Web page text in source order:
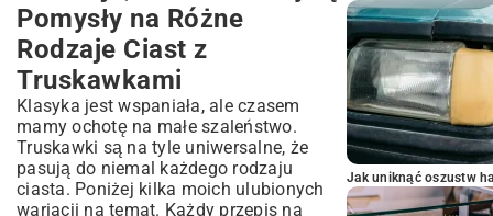
Pomysły na Różne
Rodzaje Ciast z
Truskawkami
Klasyka jest wspaniała, ale czasem
mamy ochotę na małe szaleństwo.
Truskawki są na tyle uniwersalne, że
pasują do niemal każdego rodzaju
ciasta. Poniżej kilka moich ulubionych
wariacji na temat. Każdy przepis na
Jak uniknąć oszustw